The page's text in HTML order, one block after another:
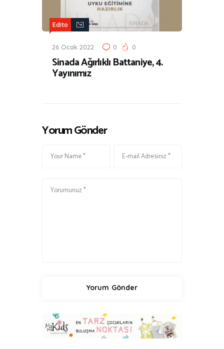
Edito
26 Ocak 2022 0 0
Sinada Ağırlıklı Battaniye, 4.
Yayınımız
Yorum Gönder